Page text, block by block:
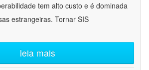
tem alto custo e é dominada
estrangeiras. Tornar SIS
leia mais